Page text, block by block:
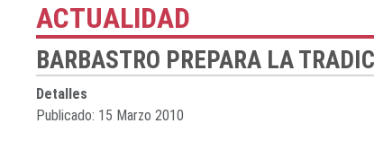
ACTUALIDAD
BARBASTRO PREPARA LA
Detalles
Publicado: 15 Marzo 2010